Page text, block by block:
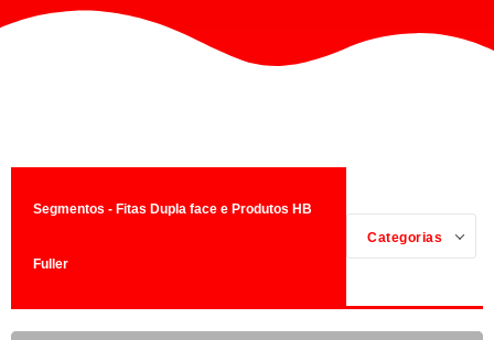
Segmentos - Fitas Dupla face e Produtos HB
Fuller
Categorias